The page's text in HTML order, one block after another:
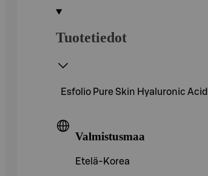
Tuotetiedot
Esfolio Pure Skin Hyaluronic
Valmistusmaa
Etelä-Korea